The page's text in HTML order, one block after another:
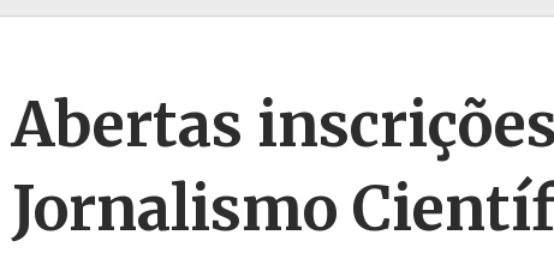
Abertas
Jornalismo